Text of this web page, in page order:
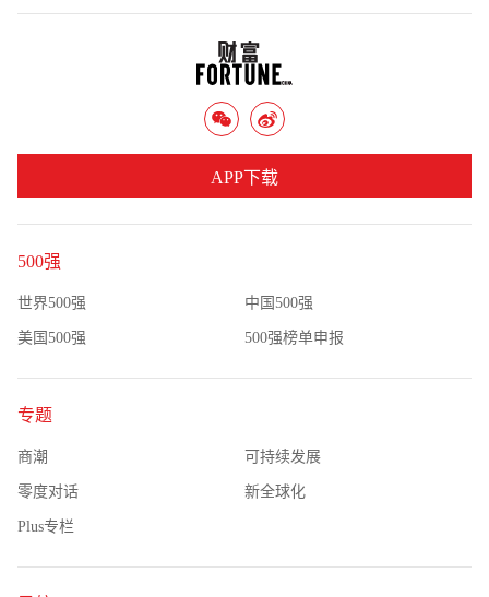
500强
世界500强 中国500强
美国500强 500强榜单申报
专题
商潮 可持续发展
零度对话 新全球化
Plus专栏
APP下载